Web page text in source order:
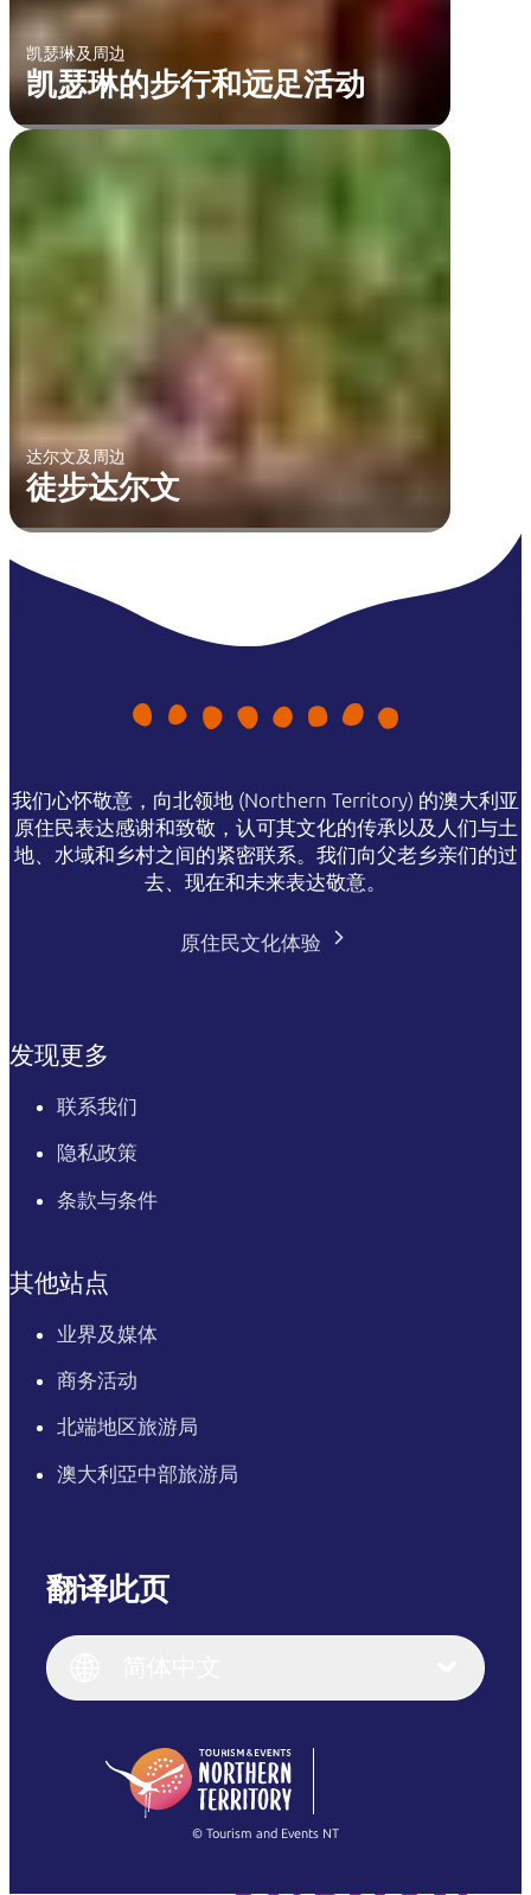
凯瑟琳及周边
凯瑟琳的步行和远足活动
达尔文及周边
徒步达尔文
我们心怀敬意，向北领地 (Northern Territory) 的澳大利亚
原住民表达感谢和致敬，认可其文化的传承以及人们与土
地、水域和乡村之间的紧密联系。我们向父老乡亲们的过
去、现在和未来表达敬意。
原住民文化体验
发现更多
联系我们
隐私政策
条款与条件
其他站点
业界及媒体
商务活动
北端地区旅游局
澳大利亞中部旅游局
翻译此页
English
English (US)
English
(Singapore)
Français
繁體中文
© Tourism and Events NT